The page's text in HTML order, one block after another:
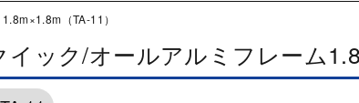
ミスタークイック
セーフティー
ス
イベント用途で選ぶ
集会用途
寄贈/記念品用
選ぶ
入れについて デザインデータ入稿方法
ンプル
法 送料について
1.8m×1.8m（TA-11）
イック/オールアルミフレーム